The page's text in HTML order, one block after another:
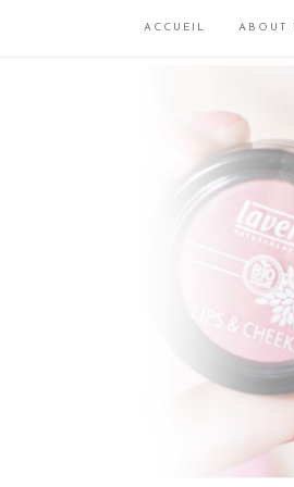
ACCUEIL ABOUT